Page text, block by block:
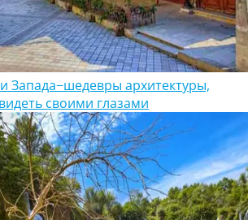
Запада−шедевры архитектуры,
своими глазами